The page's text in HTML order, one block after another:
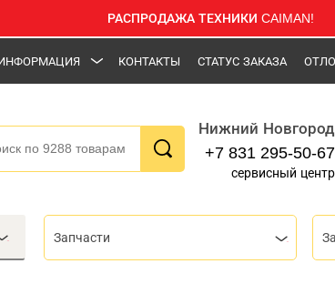
РАСПРОДАЖА ТЕХНИКИ CAIMAN!
КОНТАКТЫ СТАТУС ЗАКАЗА
Нижний Новгород
+7 831 295-50-67
сервисный центр
Запчасти